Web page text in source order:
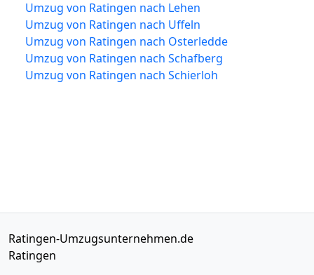
Umzug von Ratingen nach Lehen
Umzug von Ratingen nach Uffeln
Umzug von Ratingen nach Osterledde
Umzug von Ratingen nach Schafberg
Umzug von Ratingen nach Schierloh
Ratingen-Umzugsunternehmen.de
Ratingen